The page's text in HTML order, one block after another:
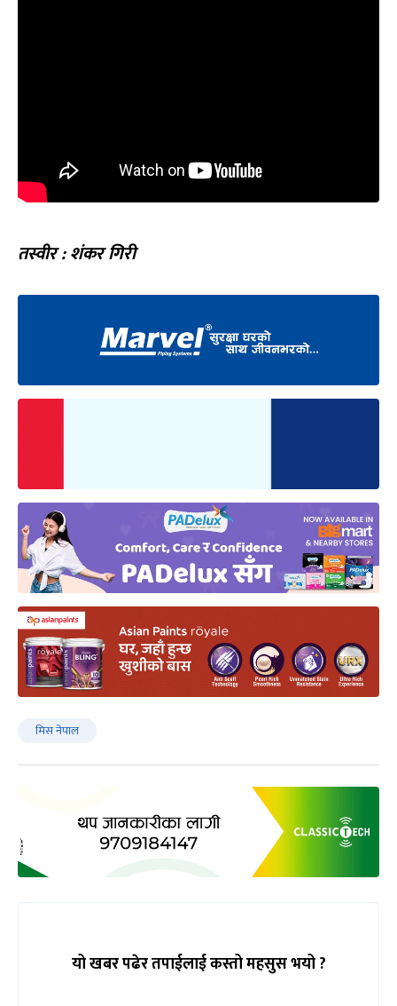
तस्वीर : शंकर गिरी
मिस नेपाल
यो खबर पढेर तपाईलाई कस्तो महसुस भयो ?